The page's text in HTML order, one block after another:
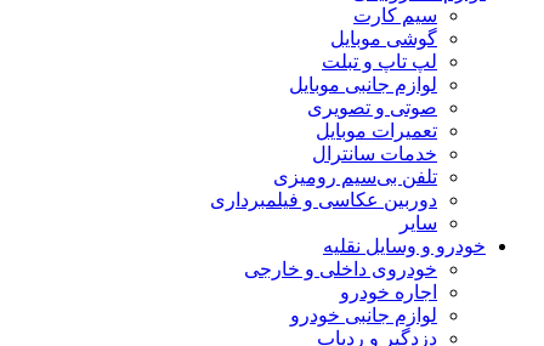
سیم کارت
گوشی موبایل
لپ تاپ و تبلت
لوازم جانبی موبایل
صوتی و تصویری
تعمیرات موبایل
خدمات سانترال
تلفن بی‌سیم رومیزی
دوربین عکاسی و فیلمبرداری
سایر
خودرو و وسایل نقلیه
خودروی داخلی و خارجی
اجاره خودرو
لوازم جانبی خودرو
دزدگیر و ردیاب